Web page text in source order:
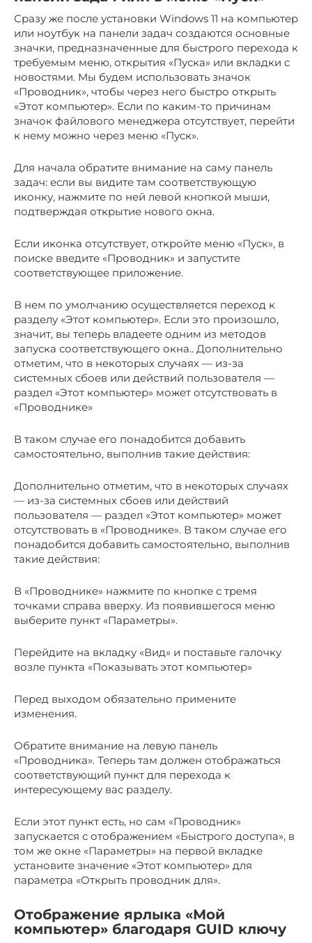
Сразу же после установки Windows 11 на компьютер
или ноутбук на панели задач создаются основные
значки, предназначенные для быстрого перехода к
требуемым меню, открытия «Пуска» или вкладки с
новостями. Мы будем использовать значок
«Проводник», чтобы через него быстро открыть
«Этот компьютер». Если по каким-то причинам
значок файлового менеджера отсутствует, перейти
к нему можно через меню «Пуск».
Для начала обратите внимание на саму панель
задач: если вы видите там соответствующую
иконку, нажмите по ней левой кнопкой мыши,
подтверждая открытие нового окна.
Если иконка отсутствует, откройте меню «Пуск», в
поиске введите «Проводник» и запустите
соответствующее приложение.
В нем по умолчанию осуществляется переход к
разделу «Этот компьютер». Если это произошло,
значит, вы теперь владеете одним из методов
запуска соответствующего окна.. Дополнительно
отметим, что в некоторых случаях — из-за
системных сбоев или действий пользователя —
раздел «Этот компьютер» может отсутствовать в
«Проводнике»
В таком случае его понадобится добавить
самостоятельно, выполнив такие действия:
Дополнительно отметим, что в некоторых случаях
— из-за системных сбоев или действий
пользователя — раздел «Этот компьютер» может
отсутствовать в «Проводнике». В таком случае его
понадобится добавить самостоятельно, выполнив
такие действия:
В «Проводнике» нажмите по кнопке с тремя
точками справа вверху. Из появившегося меню
выберите пункт «Параметры».
Перейдите на вкладку «Вид» и поставьте галочку
возле пункта «Показывать этот компьютер»
Перед выходом обязательно примените
изменения.
Обратите внимание на левую панель
«Проводника». Теперь там должен отображаться
соответствующий пункт для перехода к
интересующему вас разделу.
Если этот пункт есть, но сам «Проводник»
запускается с отображением «Быстрого доступа», в
том же окне «Параметры» на первой вкладке
установите значение «Этот компьютер» для
параметра «Открыть проводник для».
Отображение ярлыка «Мой
компьютер» благодаря GUID ключу